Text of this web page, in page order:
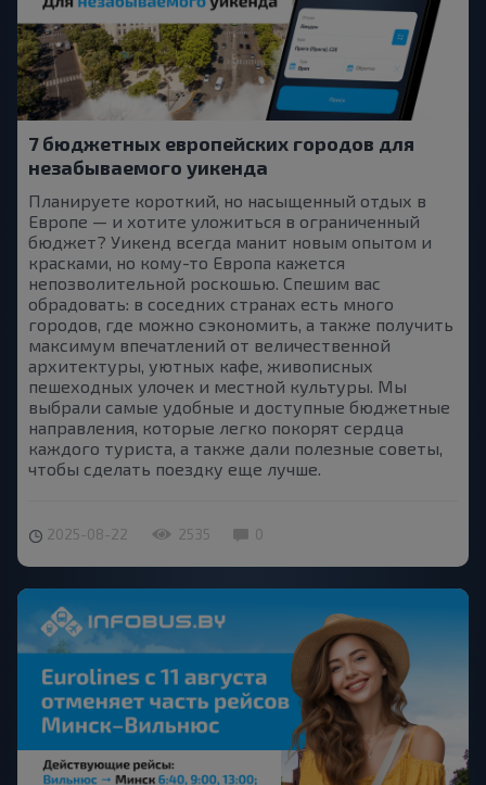
7 бюджетных европейских городов для
незабываемого уикенда
Планируете короткий, но насыщенный отдых в
Европе — и хотите уложиться в ограниченный
бюджет? Уикенд всегда манит новым опытом и
красками, но кому-то Европа кажется
непозволительной роскошью. Спешим вас
обрадовать: в соседних странах есть много
городов, где можно сэкономить, а также получить
максимум впечатлений от величественной
архитектуры, уютных кафе, живописных
пешеходных улочек и местной культуры. Мы
выбрали самые удобные и доступные бюджетные
направления, которые легко покорят сердца
каждого туриста, а также дали полезные советы,
чтобы сделать поездку еще лучше.
2025-08-22 2535 0